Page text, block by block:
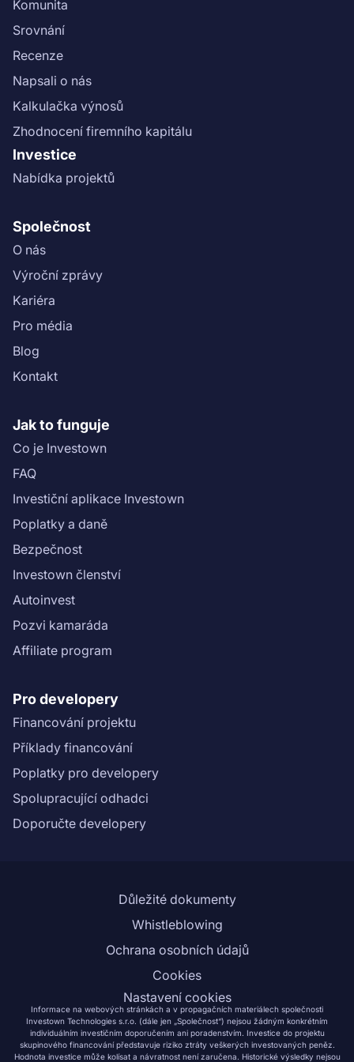
Komunita
Srovnání
Recenze
Napsali o nás
Kalkulačka výnosů
Zhodnocení firemního kapitálu
Investice
Nabídka projektů
Společnost
O nás
Výroční zprávy
Kariéra
Pro média
Blog
Kontakt
Jak to funguje
Co je Investown
FAQ
Investiční aplikace Investown
Poplatky a daně
Bezpečnost
Investown členství
Autoinvest
Pozvi kamaráda
Affiliate program
Pro developery
Financování projektu
Příklady financování
Poplatky pro developery
Spolupracující odhadci
Doporučte developery
Důležité dokumenty
Whistleblowing
Ochrana osobních údajů
Cookies
Nastavení cookies
Informace na webových stránkách a v propagačních materiálech společnosti
Investown Technologies s.r.o. (dále jen „Společnost“) nejsou žádným konkrétním
individuálním investičním doporučením ani poradenstvím. Investice do projektu
skupinového financování představuje riziko ztráty veškerých investovaných peněz.
Hodnota investice může kolísat a návratnost není zaručena. Historické výsledky nejsou